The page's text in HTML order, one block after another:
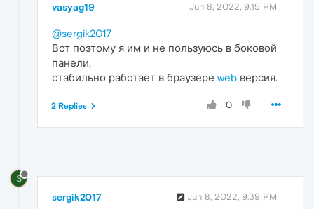
vasyag19 Jun 8, 2022, 9:15 PM
@sergik2017
Вот поэтому я им и не пользуюсь в боковой
панели,
стабильно работает в браузере web версия.
0
2 Replies
S
sergik2017 Jun 8, 2022, 9:39 PM